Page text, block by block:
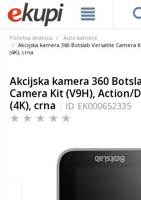
Početna stranica
Auto kamere
Akcijska kamera 360 Botslab Versatile Camera
(4K), crna
Akcijska kamera 360
Camera Kit (V9H), Action/
(4K), crna
ID EK000652335